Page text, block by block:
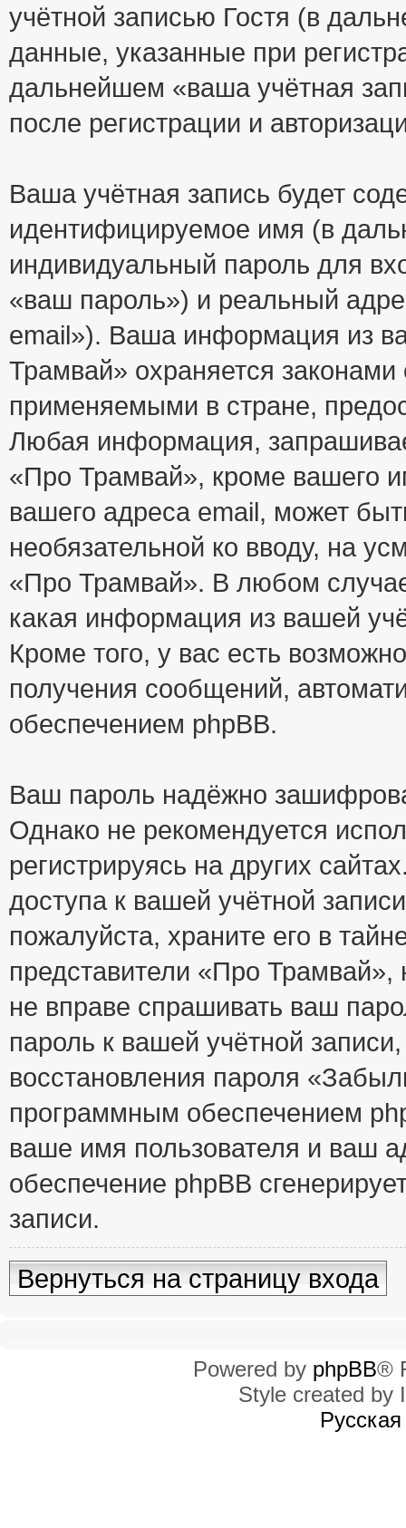
учётной записью Гостя (в
данные, указанные при
дальнейшем «ваша учётная
после регистрации и
Ваша учётная запись будет
идентифицируемое имя (в
индивидуальный пароль для
«ваш пароль») и реальный
email»). Ваша информация из
Трамвай» охраняется
применяемыми в стране,
Любая информация,
«Про Трамвай», кроме вашего
вашего адреса email, может
необязательной ко вводу, на
«Про Трамвай». В любом
какая информация из вашей
Кроме того, у вас есть
получения сообщений,
обеспечением phpBB.
Ваш пароль надёжно
Однако не рекомендуется
регистрируясь на других
доступа к вашей учётной
пожалуйста, храните его в
представители «Про Трамвай»,
не вправе спрашивать ваш
пароль к вашей учётной
восстановления пароля
программным обеспечением
ваше имя пользователя и ваш
обеспечение phpBB
записи.
Вернуться на страницу входа
Powered by phpBB®
Style created by